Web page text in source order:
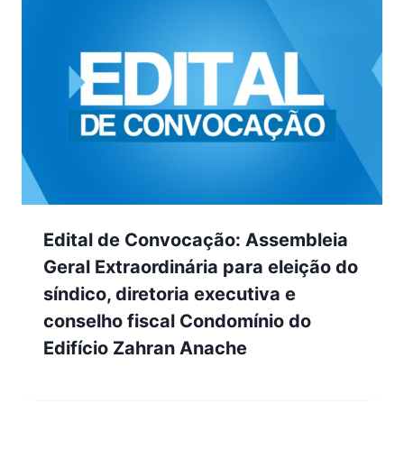
Edital de Convocação: Assembleia
Geral Extraordinária para eleição do
síndico, diretoria executiva e
conselho fiscal Condomínio do
Edifício Zahran Anache